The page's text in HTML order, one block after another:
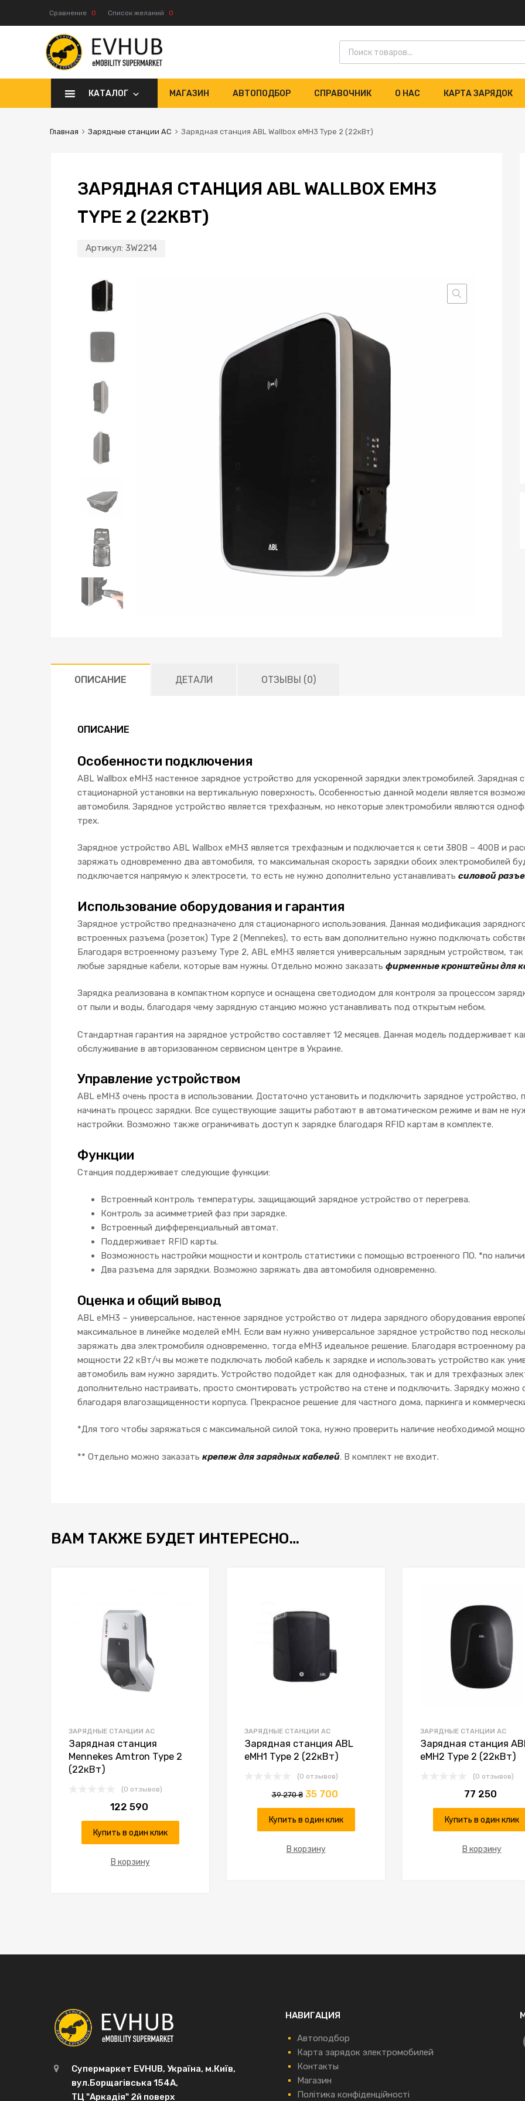
Сравнение 0 Список желаний 0
КАТАЛОГ МАГАЗИН АВТОПОДБОР СПРАВОЧНИК О НАС КАРТА ЗАРЯДОК
Главная Зарядные станции AC Зарядная станция ABL Wallbox eMH3 Type 2 (22кВт)
ЗАРЯДНАЯ СТАНЦИЯ ABL WALLBOX EMH3
TYPE 2 (22КВТ)
Артикул: 3W2214
ОПИСАНИЕ ДЕТАЛИ ОТЗЫВЫ (0)
ОПИСАНИЕ
Особенности подключения
ABL Wallbox eMH3 настенное зарядное устройство для ускоренной зарядки электромобилей. Зарядная
стационарной установки на вертикальную поверхность. Особенностью данной модели является
автомобиля. Зарядное устройство является трехфазным, но некоторые электромобили являются
трех.
Зарядное устройство ABL Wallbox eMH3 является трехфазным и подключается к сети 380В – 400В и
заряжать одновременно два автомобиля, то максимальная скорость зарядки обоих электромобилей
подключается напрямую к электросети, то есть не нужно дополнительно устанавливать силовой
Использование оборудования и гарантия
Зарядное устройство предназначено для стационарного использования. Данная модификация
встроенных разъема (розеток) Type 2 (Mennekes), то есть вам дополнительно нужно подключать
Благодаря встроенному разъему Type 2, ABL eMH3 является универсальным зарядным устройством,
любые зарядные кабели, которые вам нужны. Отдельно можно заказать фирменные кронштейны для
Зарядка реализована в компактном корпусе и оснащена светодиодом для контроля за процессом
от пыли и воды, благодаря чему зарядную станцию ​​можно устанавливать под открытым небом.
Стандартная гарантия на зарядное устройство составляет 12 месяцев. Данная модель поддерживает
обслуживание в авторизованном сервисном центре в Украине.
Управление устройством
ABL eMH3 очень проста в использовании. Достаточно установить и подключить зарядное
начинать процесс зарядки. Все существующие защиты работают в автоматическом режиме и вам не
настройки. Возможно также ограничивать доступ к зарядке благодаря RFID картам в комплекте.
Функции
Станция поддерживает следующие функции:
Встроенный контроль температуры, защищающий зарядное устройство от перегрева.
Контроль за асимметрией фаз при зарядке.
Встроенный дифференциальный автомат.
Поддерживает RFID карты.
Возможность настройки мощности и контроль статистики с помощью встроенного ПО. *по
Два разъема для зарядки. Возможно заряжать два автомобиля одновременно.
Оценка и общий вывод
ABL eMH3 – универсальное, настенное зарядное устройство от лидера зарядного оборудования
максимальное в линейке моделей eMH. Если вам нужно универсальное зарядное устройство под
заряжать два электромобиля одновременно, тогда eMH3 идеальное решение. Благодаря встроенному
мощности 22 кВт/ч вы можете подключать любой кабель к зарядке и использовать устройство как
автомобиль вам нужно зарядить. Устройство подойдет как для однофазных, так и для трехфазных
дополнительно настраивать, просто смонтировать устройство на стене и подключить. Зарядку
благодаря влагозащищенности корпуса. Прекрасное решение для частного дома, паркинга и
*Для того чтобы заряжаться с максимальной силой тока, нужно проверить наличие необходимой
** Отдельно можно заказать крепеж для зарядных кабелей. В комплект не входит.
ВАМ ТАКЖЕ БУДЕТ ИНТЕРЕСНО…
ЗАРЯДНЫЕ СТАНЦИИ AC
Зарядная станция
Mennekes Amtron Type 2
(22кВт)
(0 отзывов)
122 590
Купить в один клик
В корзину
ЗАРЯДНЫЕ СТАНЦИИ AC
Зарядная станция ABL
eMH1 Type 2 (22кВт)
(0 отзывов)
39 270₴ 35 700
Купить в один клик
В корзину
ЗАРЯДНЫЕ СТАНЦИИ AC
Зарядная станция
eMH2 Type 2 (22кВт)
(0 отзывов)
77 250
Купить в один клик
В корзину
Супермаркет EVHUB, Україна, м.Київ,
вул.Борщагівська 154А,
ТЦ "Аркадія" 2й поверх
НАВИГАЦИЯ
Автоподбор
Карта зарядок электромобилей
Контакты
Магазин
Політика конфіденційності